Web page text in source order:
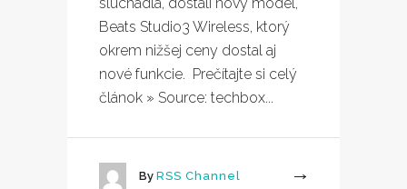
Beats Studio3 Wireless, ktorý
okrem nižšej ceny dostal aj
nové funkcie. Prečítajte si celý
článok » Source: techbox...
By RSS Channel
More